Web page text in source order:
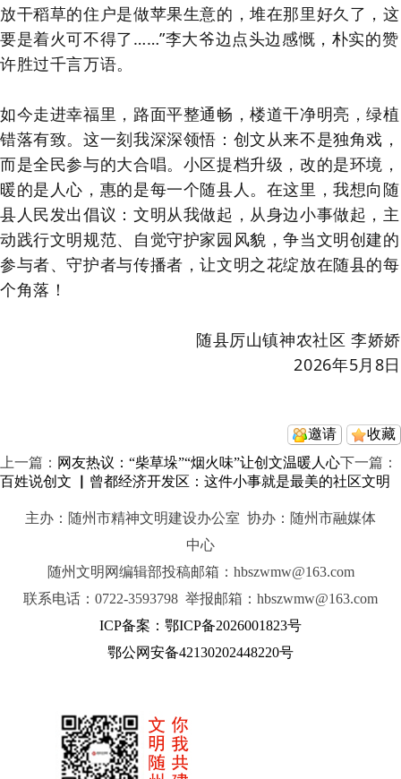
放干稻草的住户是做苹果生意的，堆在那里好久了，这
要是着火可不得了……”李大爷边点头边感慨，朴实的赞
许胜过千言万语。
如今走进幸福里，路面平整通畅，楼道干净明亮，绿植
错落有致。这一刻我深深领悟：创文从来不是独角戏，
而是全民参与的大合唱。小区提档升级，改的是环境，
暖的是人心，惠的是每一个随县人。在这里，我想向随
县人民发出倡议： 文明从我做起，从身边小事做起 ，主
动践行文明规范、自觉守护家园风貌，争当文明创建的
参与者、守护者与传播者，让文明之花绽放在随县的每
个角落！
随县厉山镇神农社区 李娇娇
2026年5月 8日
收藏
邀请
上一篇： 网友热议：“柴草垛”“烟火味”让创文温暖人心下一篇：
百姓说创文 ▏曾都经济开发区：这件小事就是最美的社区文明
主办：随州市精神文明建设办公室 协办：随州市融媒体
中心
随州文明网编辑部投稿邮箱：hbszwmw@163.com
联系电话：0722-3593798 举报邮箱：hbszwmw@163.com
ICP备案：鄂ICP备2026001823号
鄂公网安备42130202448220号